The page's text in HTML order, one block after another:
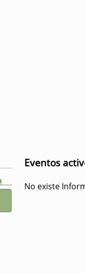
Eventos
No existe